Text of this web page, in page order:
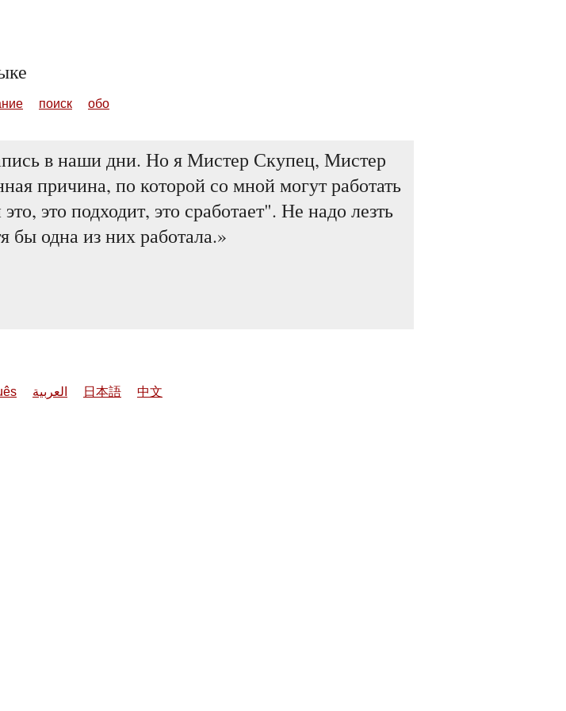
поиск обо
в наши дни. Но я Мистер Скупец, Мистер
причина, по которой со мной могут работать
это подходит, это сработает". Не надо лезть
бы одна из них работала.
العربية 日本語 中文